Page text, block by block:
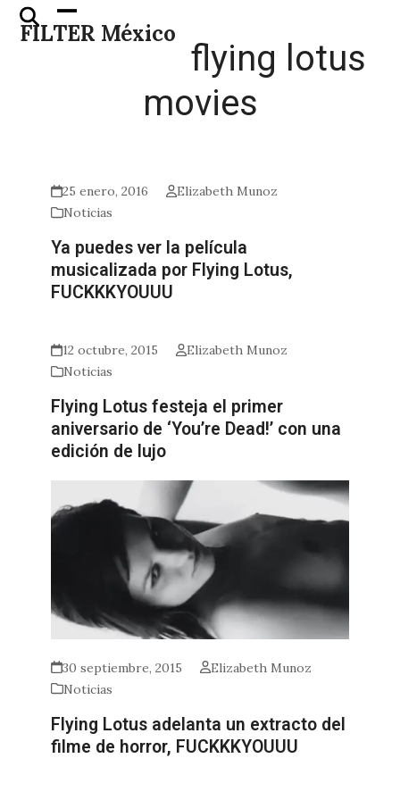
Skip
FILTER México
Open
mobile
Close
mobile
flying lotus
movies
25 enero, 2016
Elizabeth Munoz
Noticias
Ya puedes ver la película
musicalizada por Flying Lotus,
FUCKKKYOUUU
12 octubre, 2015
Elizabeth Munoz
Noticias
Flying Lotus festeja el primer
aniversario de ‘You’re Dead!’ con una
edición de lujo
30 septiembre, 2015
Elizabeth Munoz
Noticias
Flying Lotus adelanta un extracto del
filme de horror, FUCKKKYOUUU